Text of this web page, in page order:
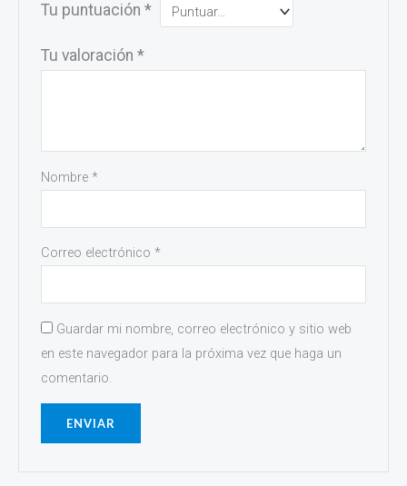
Tu puntuación*
Tu valoración*
Nombre*
Correo electrónico*
Guardar mi nombre, correo electrónico y sitio web
en este navegador para la próxima vez que haga un
comentario.